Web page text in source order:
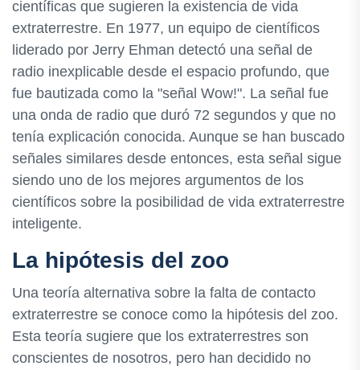
científicas que sugieren la existencia de vida
extraterrestre. En 1977, un equipo de científicos
liderado por Jerry Ehman detectó una señal de
radio inexplicable desde el espacio profundo, que
fue bautizada como la "señal Wow!". La señal fue
una onda de radio que duró 72 segundos y que no
tenía explicación conocida. Aunque se han buscado
señales similares desde entonces, esta señal sigue
siendo uno de los mejores argumentos de los
científicos sobre la posibilidad de vida extraterrestre
inteligente.
La hipótesis del zoo
Una teoría alternativa sobre la falta de contacto
extraterrestre se conoce como la hipótesis del zoo.
Esta teoría sugiere que los extraterrestres son
conscientes de nosotros, pero han decidido no